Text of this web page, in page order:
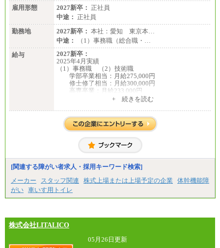
雇用形態
2027新卒： 正社員
中途： 正社員
勤務地
2027新卒： 本社：愛知 東京本…
中途：
（1）事務職（総合職・…
給与
2027新卒：
2025年4月実績
（1）事務職 （2）技術職
学部卒業相当：月給275,000円
修士修了相当：月給300,000円
高専卒業：月給233,000円
大学院修了・大学卒業：月給21万円
短期大学・専門学校（2年制）卒業：月給20万円
慮して給与を決定いたします
※試用期間中も給与に変更はございません
中途：
（1）事務職（総合職・正社員） （2）技術職（総
合職・正社員）
月給 208,000円以上
経験、能力等を考慮し、弊社規定により決定
試用期間中も給与に変更はございません
基本給
月給 182,400円以上
+ 続きを読む
[関連する障がい者求人・採用キーワード検索]
メーカー
スタッフ関連 株式上場または上場予定の企業
体幹機能障
がい 車いす用トイレ
株式会社LITALICO
05月26日更新